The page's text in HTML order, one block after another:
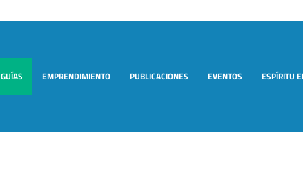
GUÍAS EMPRENDIMIENTO PUBLICACIONES EVENTOS ESPÍRITU